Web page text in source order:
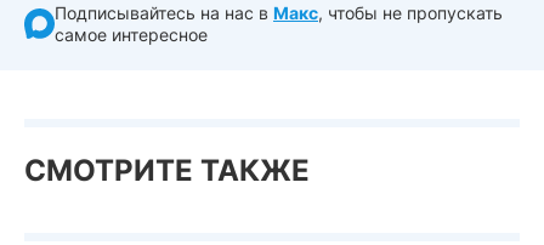
Подписывайтесь на нас в Макс, чтобы не пропускать
самое интересное
СМОТРИТЕ ТАКЖЕ